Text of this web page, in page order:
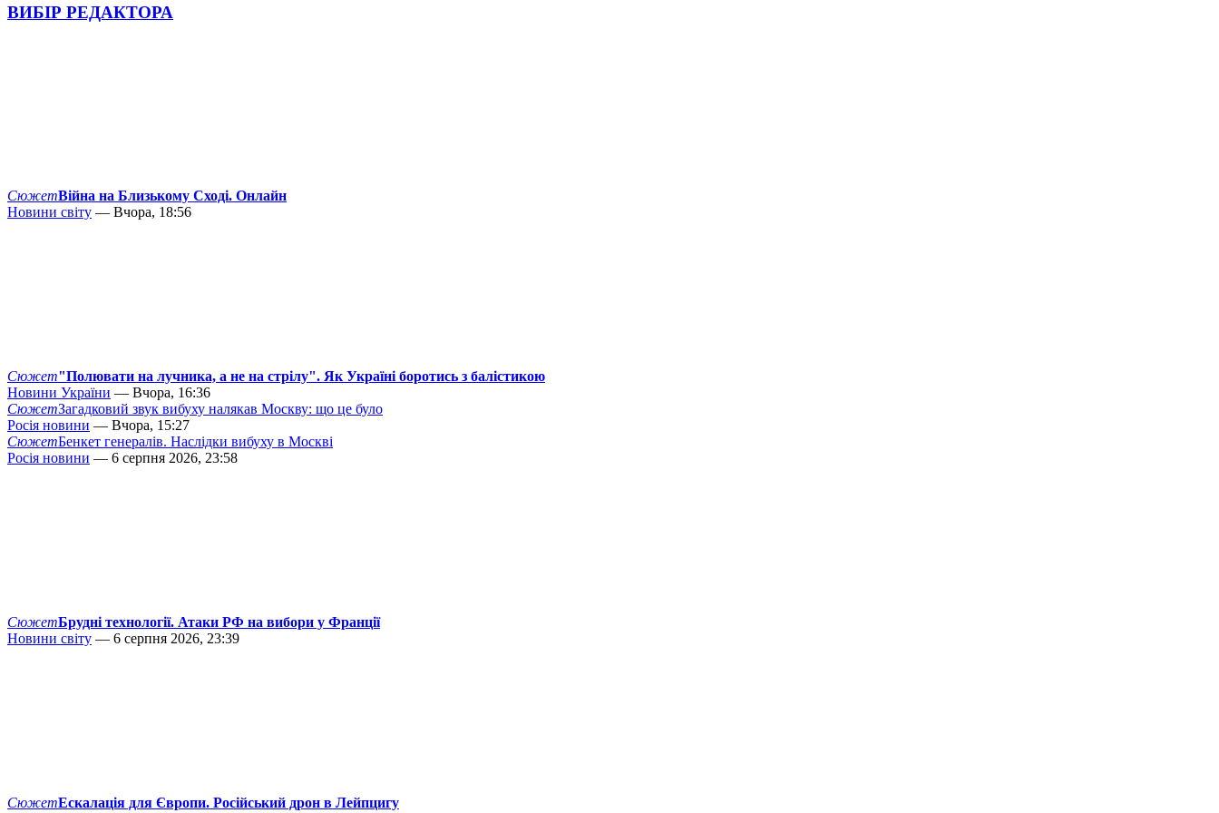
ВИБІР РЕДАКТОРА
СюжетВійна на Близькому Сході. Онлайн
Новини світу — Вчора, 18:56
Сюжет"Полювати на лучника, а не на стрілу". Як Україні боротись з балістикою
Новини України — Вчора, 16:36
СюжетЗагадковий звук вибуху налякав Москву: що це було
Росія новини — Вчора, 15:27
СюжетБенкет генералів. Наслідки вибуху в Москві
Росія новини — 6 серпня 2026, 23:58
СюжетБрудні технології. Атаки РФ на вибори у Франції
Новини світу — 6 серпня 2026, 23:39
СюжетЕскалація для Європи. Російський дрон в Лейпцигу